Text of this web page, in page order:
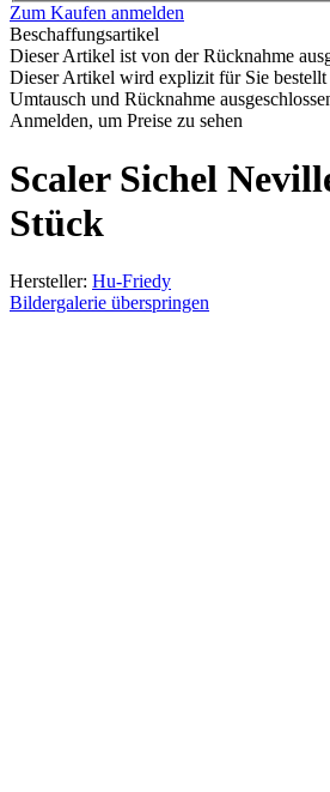
Zum Kaufen anmelden
Beschaffungsartikel
Dieser Artikel ist von der Rücknahme
Dieser Artikel wird explizit für Sie bestellt
Umtausch und Rücknahme
Anmelden, um Preise zu sehen
Scaler Sichel
Stück
Hersteller: Hu-Friedy
Bildergalerie überspringen